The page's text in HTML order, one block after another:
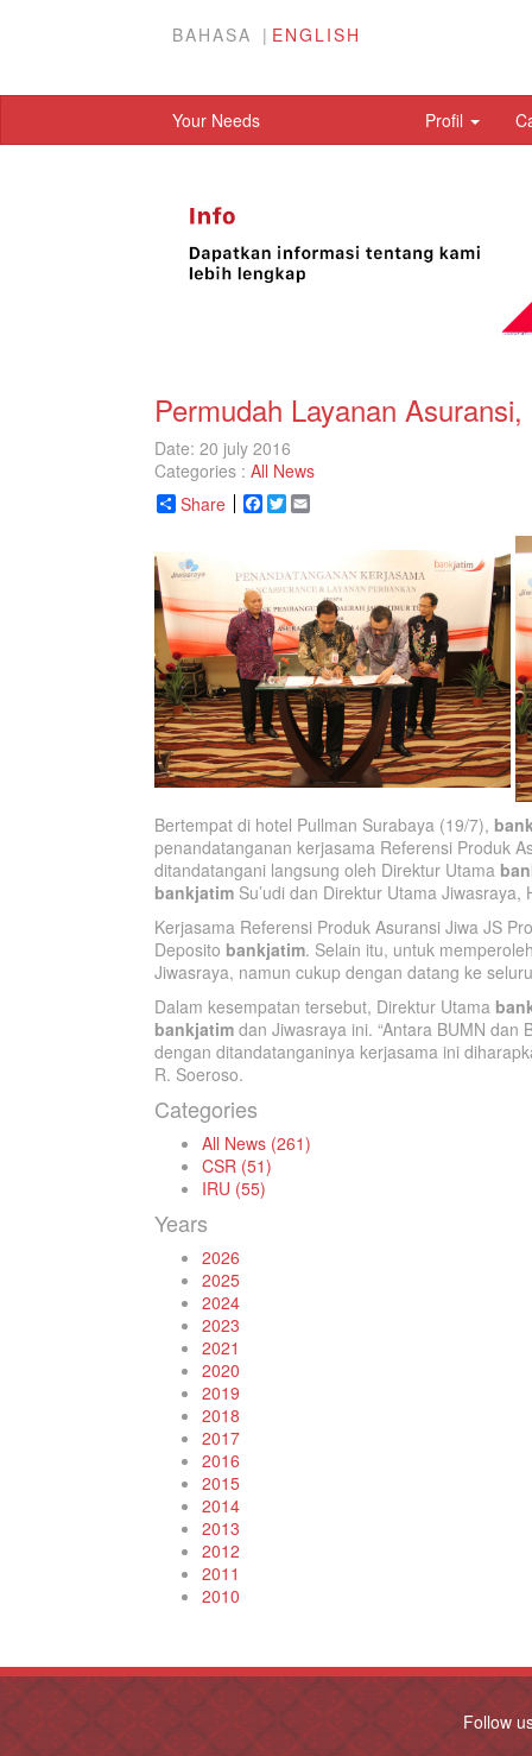
BAHASA ENGLISH
Your Needs Profil
Permudah Layanan
Date: 20 july 2016
Categories : All News
Share
Facebook
Twitter
Bertempat di hotel Pullman Surabaya (19/7),
penandatanganan kerjasama Referensi Produk
ditandatangani langsung oleh Direktur Utama
bankjatim Su’udi dan Direktur Utama Jiwasraya,
Kerjasama Referensi Produk Asuransi Jiwa JS
Deposito bankjatim. Selain itu, untuk
Jiwasraya, namun cukup dengan datang ke
Dalam kesempatan tersebut, Direktur Utama
bankjatim dan Jiwasraya ini. “Antara BUMN
dengan ditandatanganinya kerjasama ini
R. Soeroso.
Categories
All News (261)
CSR (51)
IRU (55)
Years
2026
2025
2024
2023
2021
2020
2019
2018
2017
2016
2015
2014
2013
2012
2011
2010
Follow